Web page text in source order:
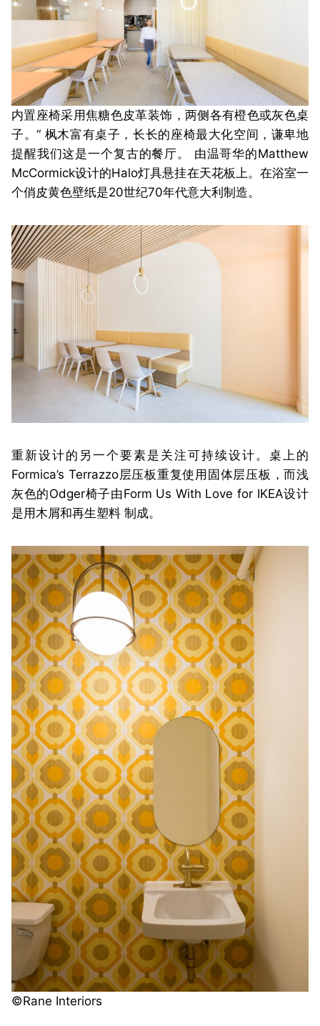
内置座椅采用焦糖色皮革装饰，两侧各有橙色或灰色桌
子。“ 枫木富有桌子，长长的座椅最大化空间，谦卑地
提醒我们这是一个复古的餐厅。 由温哥华的Matthew
McCormick设计的Halo灯具悬挂在天花板上。在浴室一
个俏皮黄色壁纸是20世纪70年代意大利制造。
重新设计的另一个要素是关注可持续设计。桌上的
Formica’s Terrazzo层压板重复使用固体层压板，而浅
灰色的Odger椅子由Form Us With Love for IKEA设计
是用木屑和再生塑料 制成。
©️Rane Interiors